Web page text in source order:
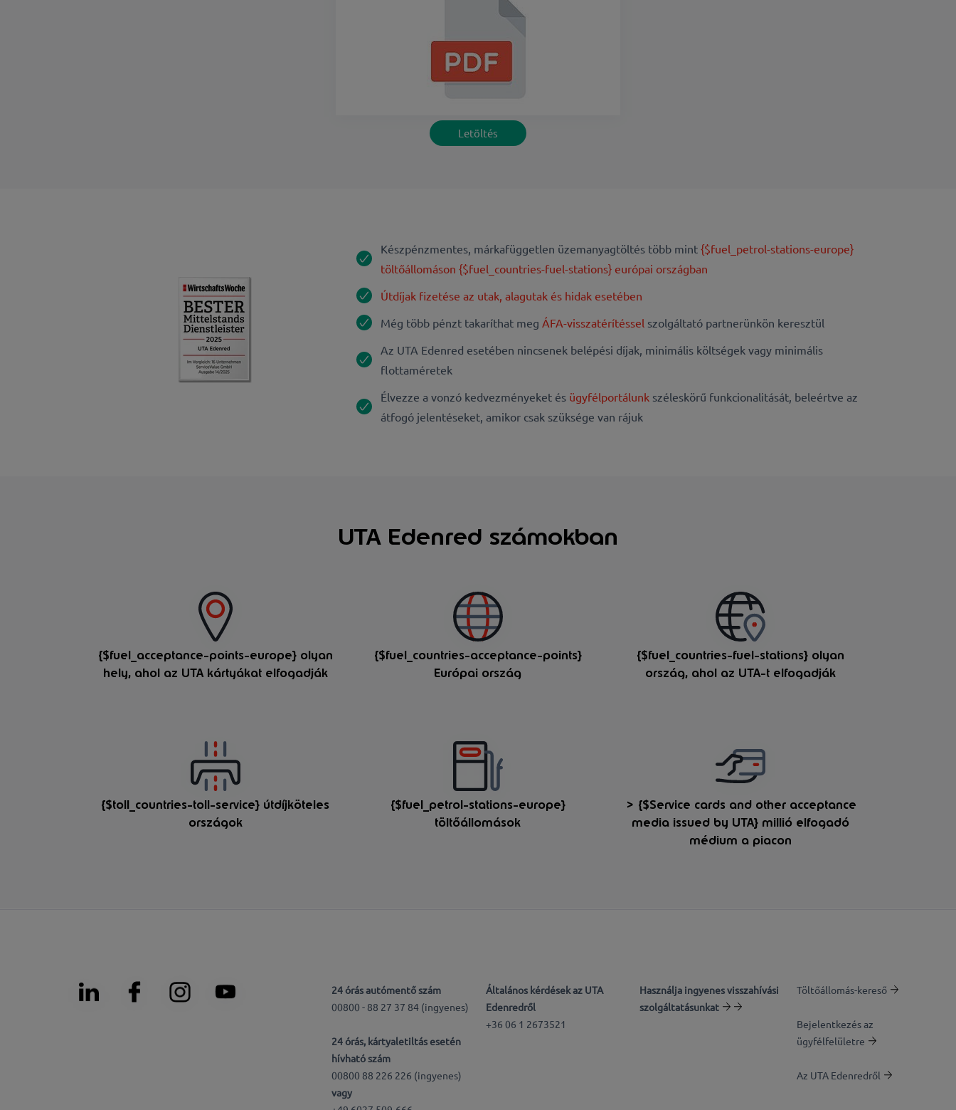
Letöltés
Készpénzmentes, márkafüggetlen üzemanyagtöltés több mint {$fuel_petrol-stations-europe}
töltőállomáson {$fuel_countries-fuel-stations} európai országban
Útdíjak fizetése az utak, alagutak és hidak esetében
Még több pénzt takaríthat meg ÁFA-visszatérítéssel szolgáltató partnerünkön keresztül
Az UTA Edenred esetében nincsenek belépési díjak, minimális költségek vagy minimális
flottaméretek
Élvezze a vonzó kedvezményeket és ügyfélportálunk széleskörű funkcionalitását, beleértve az
átfogó jelentéseket, amikor csak szüksége van rájuk
UTA Edenred számokban
{$fuel_acceptance-points-europe} olyan
hely, ahol az UTA kártyákat elfogadják
{$fuel_countries-acceptance-points}
Európai ország
{$fuel_countries-fuel-stations} olyan
ország, ahol az UTA-t elfogadják
{$toll_countries-toll-service} útdíjköteles
országok
{$fuel_petrol-stations-europe}
töltőállomások
> {$Service cards and other acceptance
media issued by UTA} millió elfogadó
médium a piacon
24 órás autómentő szám
00800 - 88 27 37 84 (ingyenes)
24 órás, kártyaletiltás esetén
hívható szám
00800 88 226 226 (ingyenes)
vagy
Általános kérdések az UTA
Edenredről
+36 06 1 2673521
Használja ingyenes visszahívási
szolgáltatásunkat
Töltőállomás-kereső
Bejelentkezés az
ügyfélfelületre
Az UTA Edenredről